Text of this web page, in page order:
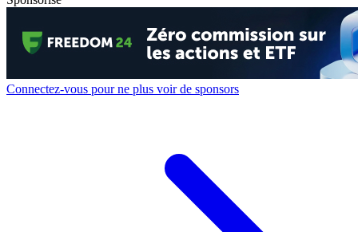
Connectez-vous pour ne plus voir de sponsors